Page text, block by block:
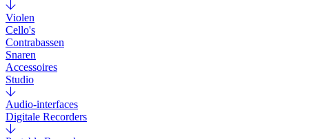
Violen
Cello's
Contrabassen
Snaren
Accessoires
Studio
Audio-interfaces
Digitale Recorders